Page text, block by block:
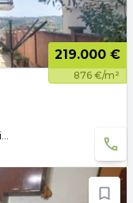
219.000 €
876 €/m²
Agencija • Četveroetažna • Površina dvorišta: 5.5 a • Uknjižen • Polunamešteno